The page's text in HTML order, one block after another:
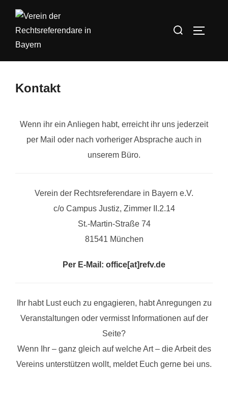
springen
Suchen
Kontakt
Wenn ihr ein Anliegen habt, erreicht ihr uns jederzeit
per Mail oder nach vorheriger Absprache auch in
unserem Büro.
Verein der Rechtsreferendare in Bayern e.V.
c/o Campus Justiz, Zimmer II.2.14
St.-Martin-Straße 74
81541 München
Per E-Mail: office[at]refv.de
Ihr habt Lust euch zu engagieren, habt Anregungen zu
Veranstaltungen oder vermisst Informationen auf der
Seite?
Wenn Ihr – ganz gleich auf welche Art – die Arbeit des
Vereins unterstützen wollt, meldet Euch gerne bei uns.